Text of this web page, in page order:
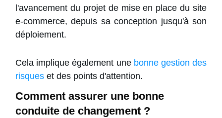
l'avancement du projet de mise en place du site
e-commerce, depuis sa conception jusqu'à son
déploiement.
Cela implique également une bonne gestion des
risques et des points d'attention.
Comment assurer une bonne
conduite de changement ?